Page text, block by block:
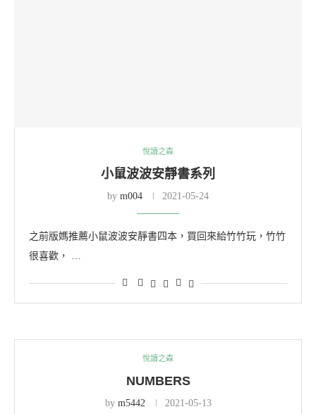
悅讀之森
小鼠波波安靜書系列
by m004 2021-05-24
之前版媽推薦小鼠波波安靜書四本，買回來給竹竹玩，竹竹
很喜歡， …
悅讀之森
NUMBERS
by m5442 2021-05-13